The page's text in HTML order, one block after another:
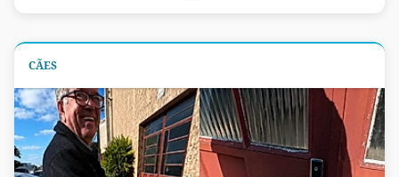
CÃES